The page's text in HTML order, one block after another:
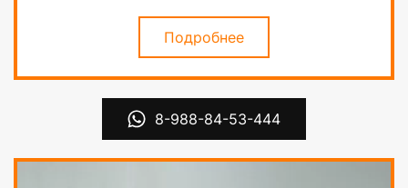
Подробнее
8-988-84-53-444